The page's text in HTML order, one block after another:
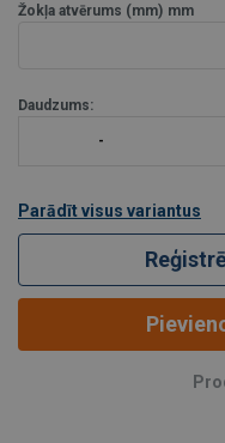
Žokļa atvērums (mm) mm
Daudzums:
Parādīt visus variantus